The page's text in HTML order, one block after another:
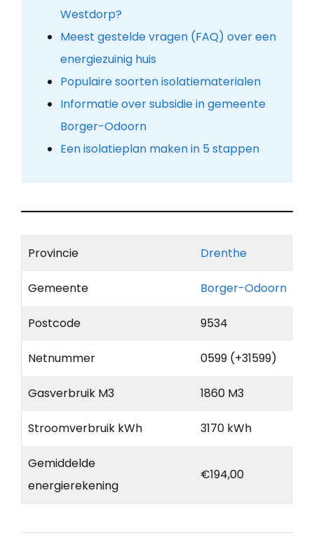
Westdorp?
Meest gestelde vragen (FAQ) over een
energiezuinig huis
Populaire soorten isolatiematerialen
Informatie over subsidie in gemeente
Borger-Odoorn
Een isolatieplan maken in 5 stappen
Provincie Drenthe
Gemeente Borger-Odoorn
Postcode 9534
Netnummer 0599 (+31599)
Gasverbruik M3 1860 M3
Stroomverbruik kWh 3170 kWh
Gemiddelde
energierekening
€194,00